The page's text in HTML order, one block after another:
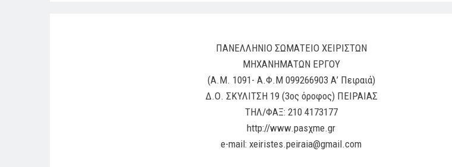
ΠΑΝΕΛΛΗΝΙΟ ΣΩΜΑΤΕΙΟ ΧΕΙΡΙΣΤΩΝ
ΜΗΧΑΝΗΜΑΤΩΝ ΕΡΓΟΥ
(Α.Μ. 1091- Α.Φ.Μ 099266903 Α’ Πειραιά)
Δ.Ο. ΣΚΥΛΙΤΣΗ 19 (3ος όροφος) ΠΕΙΡΑΙΑΣ
ΤΗΛ/ΦΑΞ: 210 4173177
http://www.pasχme.gr
e-mail: xeiristes.peiraia@gmail.com